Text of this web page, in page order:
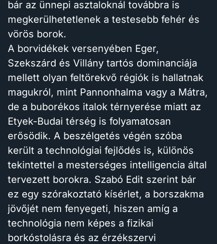
bár az ünnepi asztaloknál továbbra is
megkerülhetetlenek a testesebb fehér és
vörös borok.
A borvidékek versenyében Eger,
Szekszárd és Villány tartós dominanciája
mellett olyan feltörekvő régiók is hallatnak
magukról, mint Pannonhalma vagy a Mátra,
de a buborékos italok térnyerése miatt az
Etyek-Budai térség is folyamatosan
erősödik. A beszélgetés végén szóba
került a technológiai fejlődés is, különös
tekintettel a mesterséges intelligencia által
tervezett borokra. Szabó Edit szerint bár
ez egy szórakoztató kísérlet, a borszakma
jövőjét nem fenyegeti, hiszen amíg a
technológia nem képes a fizikai
borkóstolásra és az érzékszervi